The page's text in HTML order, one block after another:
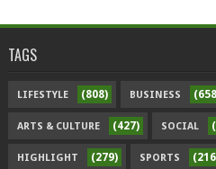
TAGS
LIFESTYLE (808) BUSINESS
ARTS & CULTURE (427) SOCIAL
HIGHLIGHT (279) SPORTS